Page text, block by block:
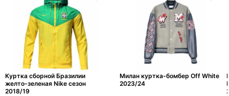
Куртка сборной Бразилии
желто-зеленая Nike сезон
2018/19
Милан куртка-бомбер Off White
2023/24